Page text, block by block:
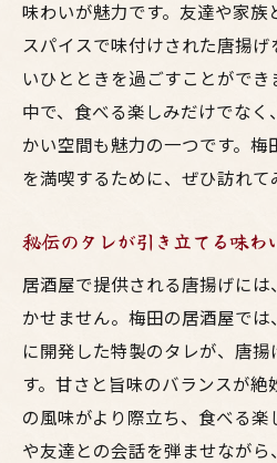
味わいが魅力です。友達や家族
スパイスで味付けされた唐揚
いひとときを過ごすことがで
中で、食べる楽しみだけでな
かい空間も魅力の一つです。
を満喫するために、ぜひ訪れて
秘伝のタレが引き立てる味わ
居酒屋で提供される唐揚げに
かせません。梅田の居酒屋で
に開発した特製のタレが、唐
す。甘さと旨味のバランスが絶
の風味がより際立ち、食べる楽
や友達との会話を弾ませなが